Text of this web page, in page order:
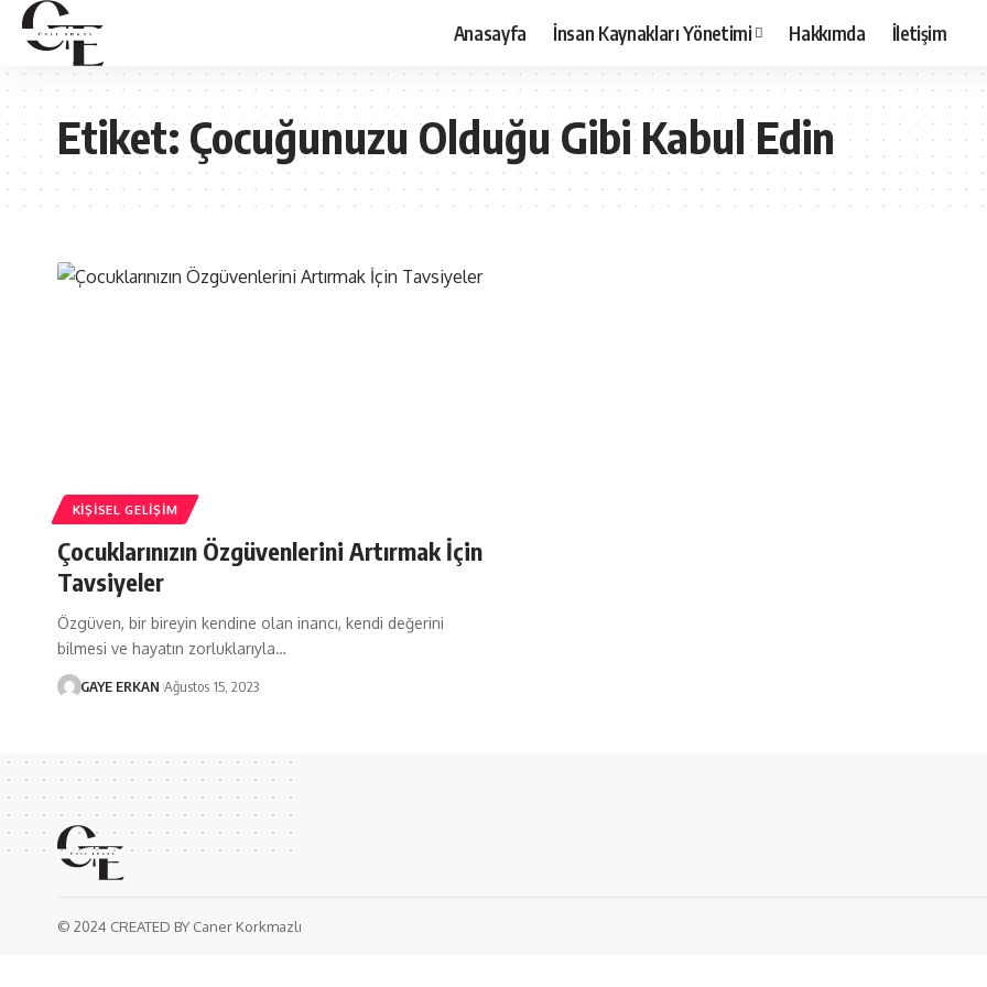
Anasayfa İnsan Kaynakları Yönetimi Hakkımda İletişim
Etiket:Çocuğunuzu Olduğu Gibi Kabul Edin
KIŞISEL GELIŞIM
Çocuklarınızın Özgüvenlerini Artırmak İçin
Tavsiyeler
Özgüven, bir bireyin kendine olan inancı, kendi değerini
bilmesi ve hayatın zorluklarıyla…
GAYE ERKAN Ağustos 15, 2023
© 2024 CREATED BY Caner Korkmazlı